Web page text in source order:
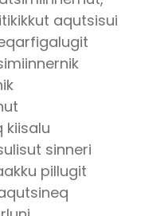
aqutsisui
kiisalu
sinneri
pillugit